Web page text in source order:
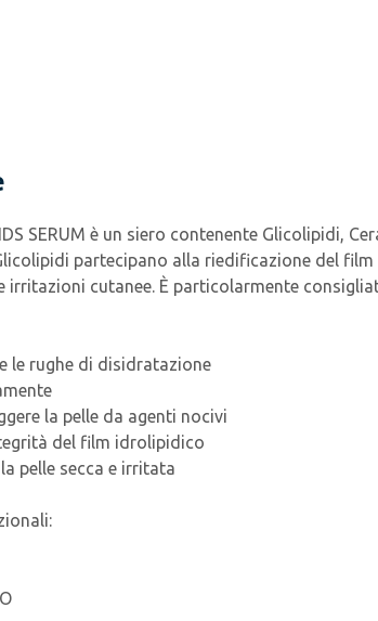
SERUM è un siero contenente
partecipano alla riedificazione del
irritazioni cutanee. È particolarmente
le rughe di disidratazione
la pelle da agenti nocivi
del film idrolipidico
pelle secca e irritata